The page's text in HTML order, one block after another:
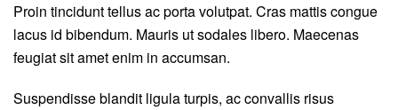
Proin tincidunt tellus ac porta volutpat. Cras mattis congue
lacus id bibendum. Mauris ut sodales libero. Maecenas
feugiat sit amet enim in accumsan.
Suspendisse blandit ligula turpis, ac convallis risus